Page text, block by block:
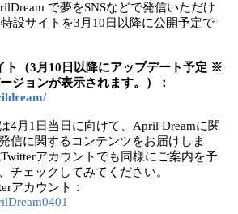
で夢をSNSなどで発信いただけ
設サイトを3月10日以降に公開予定で
ト（3月10日以降にアップデート予定 ※
ジョンが表示されます。）：
4月1日当日に向けて、April Dreamに関
信に関するコンテンツをお届けしま
アカウントでも同様にご案内を予
チェックしてみてください。
アカウント：